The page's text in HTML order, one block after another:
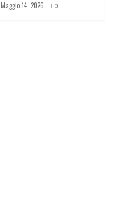
Maggio 14, 2026 0